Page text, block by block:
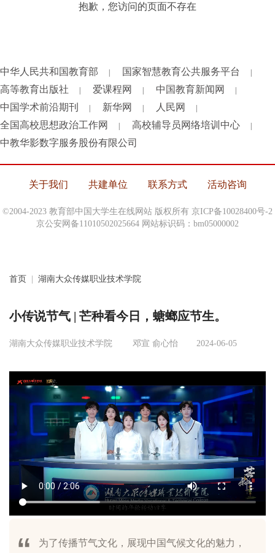
抱歉，您访问的页面不存在
中华人民共和国教育部 国家智慧教育公共服务平台
高等教育出版社 爱课程网 中国教育新闻网
中国学术前沿期刊 新华网 人民网
全国高校思想政治工作网 高校辅导员网络培训中心
中教华影数字服务股份有限公司
关于我们 共建单位 联系方式 活动咨询
©2004-2023 教育部中国大学生在线网站 版权所有 京ICP备10028400号-2
京公安网备11010502025664 网站标识码：bm05000002
首页 湖南大众传媒职业技术学院
小传说节气 | 芒种看今日，螗螂应节生。
湖南大众传媒职业技术学院 邓宣 俞心怡 2024-06-05
为了传播节气文化，展现中国气候文化的魅力，